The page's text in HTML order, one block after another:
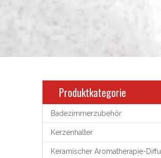
Produktkategorie
Badezimmerzubehör
Kerzenhalter